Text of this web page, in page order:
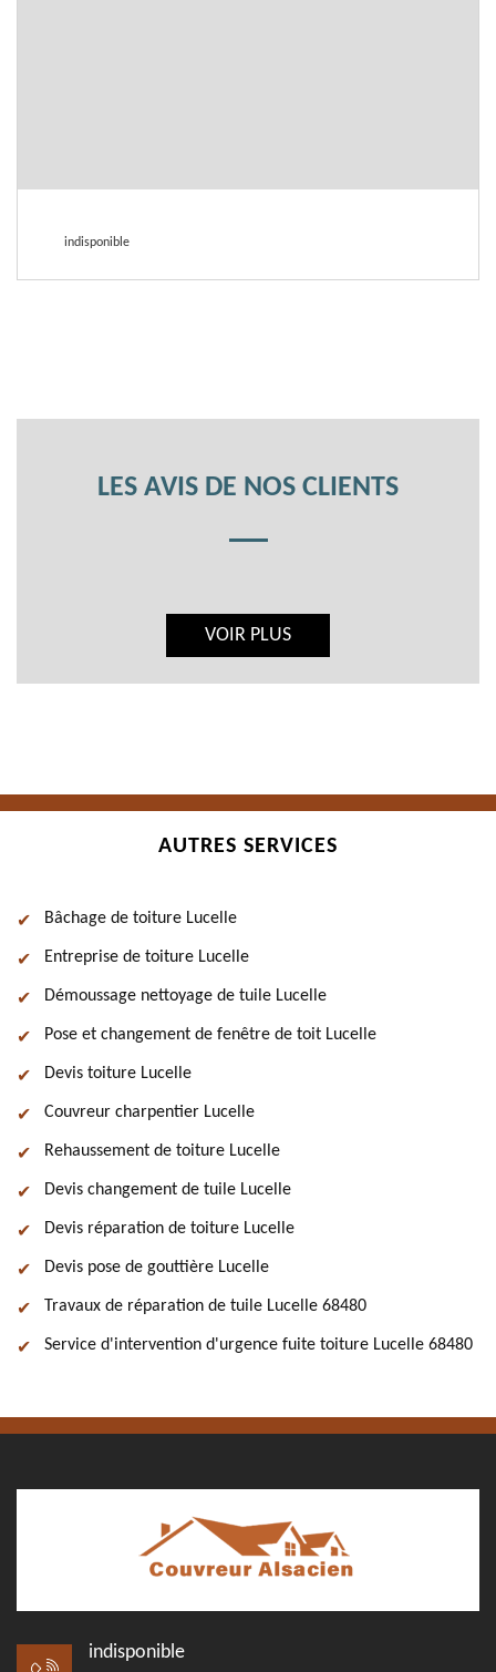
indisponible
LES AVIS DE NOS CLIENTS
VOIR PLUS
AUTRES SERVICES
Bâchage de toiture Lucelle
Entreprise de toiture Lucelle
Démoussage nettoyage de tuile Lucelle
Pose et changement de fenêtre de toit Lucelle
Devis toiture Lucelle
Couvreur charpentier Lucelle
Rehaussement de toiture Lucelle
Devis changement de tuile Lucelle
Devis réparation de toiture Lucelle
Devis pose de gouttière Lucelle
Travaux de réparation de tuile Lucelle 68480
Service d'intervention d'urgence fuite toiture Lucelle 68480
indisponible